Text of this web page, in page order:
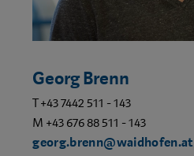
Georg Brenn
T +43 7442 511 - 143
M +43 676 88 511 - 143
georg.brenn@waidhofen.at